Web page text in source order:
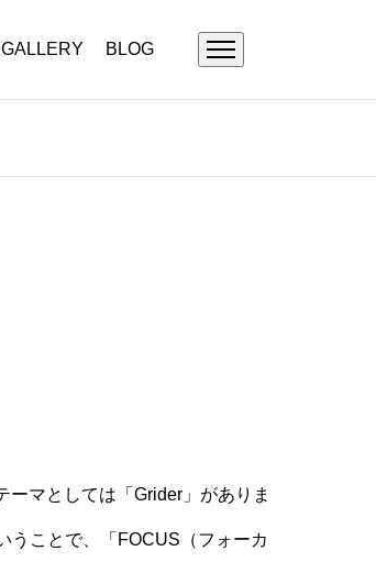
GALLERY BLOG
ーマとしては 「Grider」 がありま
うことで、「FOCUS（フォーカ